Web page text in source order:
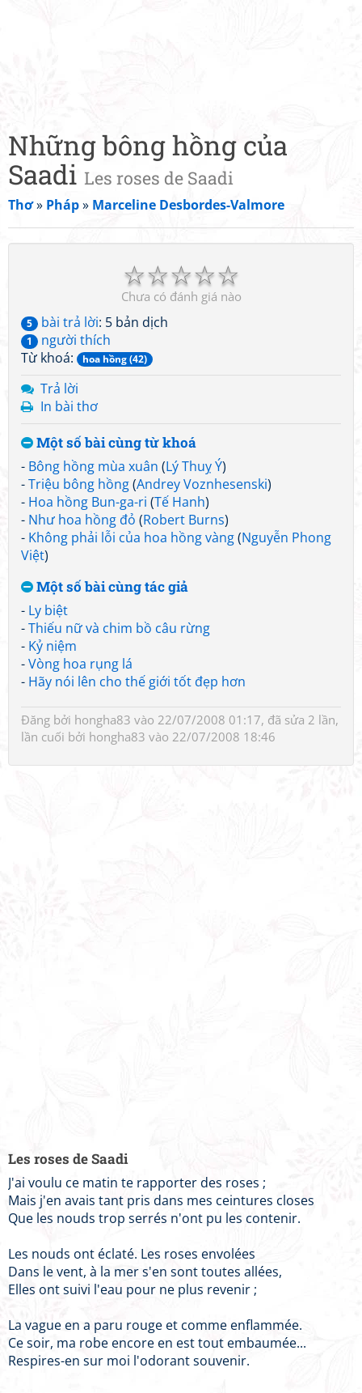
Những bông hồng của
Saadi Les roses de Saadi
Thơ» Pháp» Marceline Desbordes-Valmore
☆
☆
☆
☆
☆
Chưa có đánh giá nào
5 bài trả lời: 5 bản dịch
1
người thích
Từ khoá:
hoa hồng (42)
Trả lời
In bài thơ
Một số bài cùng từ khoá
- Bông hồng mùa xuân (Lý Thuỵ Ý)
-Triệu bông hồng(Andrey Voznhesenski)
- Hoa hồng Bun-ga-ri (Tế Hanh)
- Như hoa hồng đỏ (Robert Burns)
- Không phải lỗi của hoa hồng vàng(Nguyễn Phong
Việt)
Một số bài cùng tác giả
- Ly biệt
-Thiếu nữ và chim bồ câu rừng
- Kỷ niệm
-Vòng hoa rụng lá
- Hãy nói lên cho thế giới tốt đẹp hơn
Đăng bởi hongha83 vào 22/07/2008 01:17, đã sửa 2 lần,
lần cuối bởi hongha83 vào 22/07/2008 18:46
Les roses de Saadi
J'ai voulu ce matin te rapporter des roses ;
Mais j'en avais tant pris dans mes ceintures closes
Que les nouds trop serrés n'ont pu les contenir.
Les nouds ont éclaté. Les roses envolées
Dans le vent, à la mer s'en sont toutes allées,
Elles ont suivi l'eau pour ne plus revenir ;
La vague en a paru rouge et comme enflammée.
Ce soir, ma robe encore en est tout embaumée...
Respires-en sur moi l'odorant souvenir.